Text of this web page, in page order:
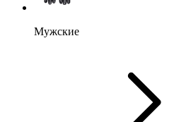
Мужские